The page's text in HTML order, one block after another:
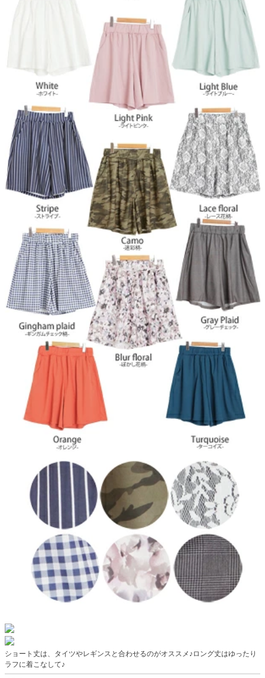
ショート丈は、タイツやレギンスと合わせるのがオススメ♪ロング丈はゆったり
ラフに着こなして♪